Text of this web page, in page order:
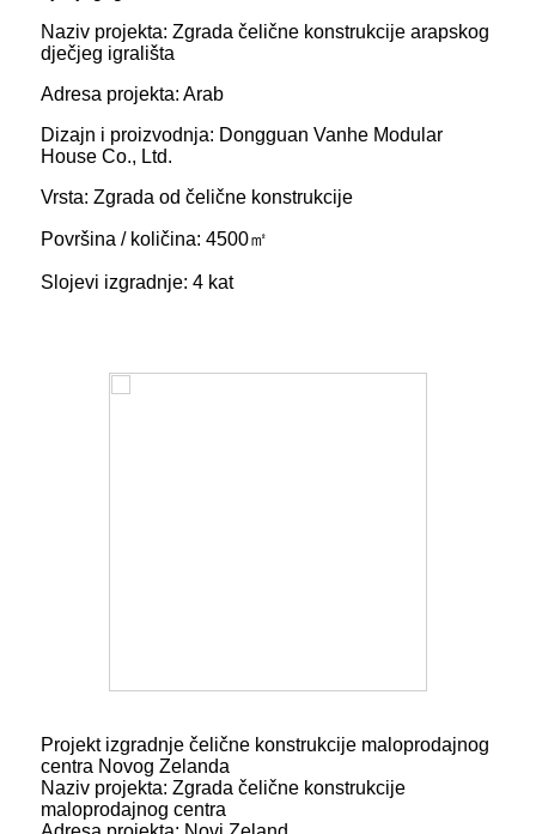
Naziv projekta: Zgrada čelične konstrukcije arapskog
dječjeg igrališta
Adresa projekta: Arab
Dizajn i proizvodnja: Dongguan Vanhe Modular
House Co., Ltd.
Vrsta: Zgrada od čelične konstrukcije
Površina / količina: 4500㎡
Slojevi izgradnje: 4 kat
Projekt izgradnje čelične konstrukcije maloprodajnog
centra Novog Zelanda
Naziv projekta: Zgrada čelične konstrukcije
maloprodajnog centra